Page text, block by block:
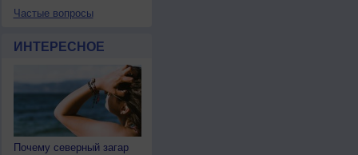
Частые вопросы
ИНТЕРЕСНОЕ
Почему северный загар